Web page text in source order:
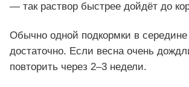
— так раствор быстрее дойдёт до
Обычно одной подкормки в
достаточно. Если весна очень
повторить через 2–3 недели.